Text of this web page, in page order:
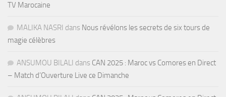
TV Marocaine
MALIKA NASRI dans Nous révélons les secrets de six tours de
magie célèbres
ANSUMOU BILALI dans CAN 2025 : Maroc vs Comores en Direct
– Match d’Ouverture Live ce Dimanche